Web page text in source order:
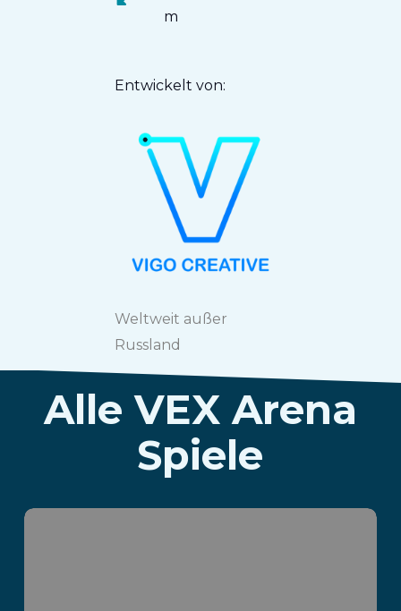
m
Entwickelt von:
Weltweit außer
Russland
Alle VEX Arena
Spiele